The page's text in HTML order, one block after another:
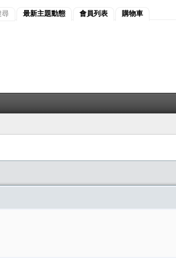
尋 最新主題動態 會員列表 購物車